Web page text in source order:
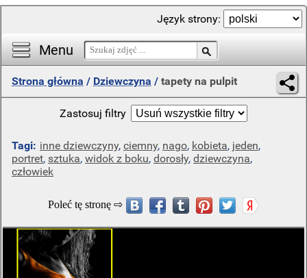
Menu
Język strony:
Strona główna / Dziewczyna / tapety na pulpit
Zastosuj filtry
Tagi: inne dziewczyny, ciemny, nago, kobieta, jeden,
portret, sztuka, widok z boku, dorosły, dziewczyna,
człowiek